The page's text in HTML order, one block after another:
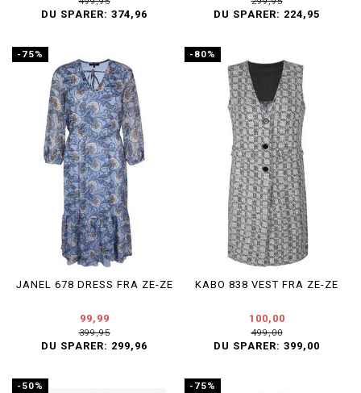
DU SPARER: 374,96 DU SPARER: 224,95
-75%
JANEL 678 DRESS FRA ZE-ZE
99,99
399,95
DU SPARER: 299,96
-80%
KABO 838 VEST FRA ZE-ZE
100,00
499,00
DU SPARER: 399,00
-50% -75%